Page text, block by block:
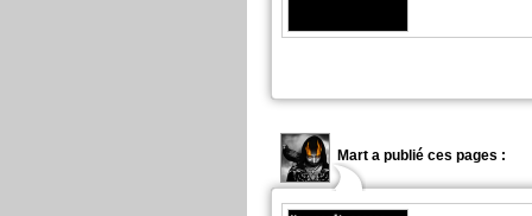
Mart a publié ces pages :